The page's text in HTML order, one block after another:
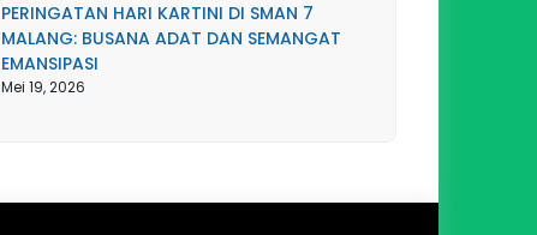
PERINGATAN HARI KARTINI DI SMAN 7
MALANG: BUSANA ADAT DAN SEMANGAT
EMANSIPASI
Mei 19, 2026